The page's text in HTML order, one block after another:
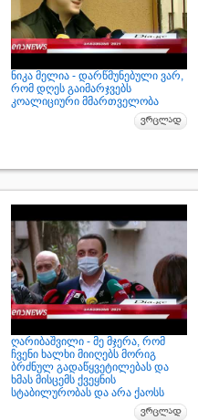
ნიკა მელია - დარწმუნებული ვარ,
რომ დღეს გაიმარჯვებს
კოალიციური მმართველობა
ღარიბაშვილი - მე მჯერა, რომ
ჩვენი ხალხი მიიღებს მორიგ
ბრძნულ გადაწყვეტილებას და
ხმას მისცემს ქვეყნის
სტაბილურობას და არა ქაოსს